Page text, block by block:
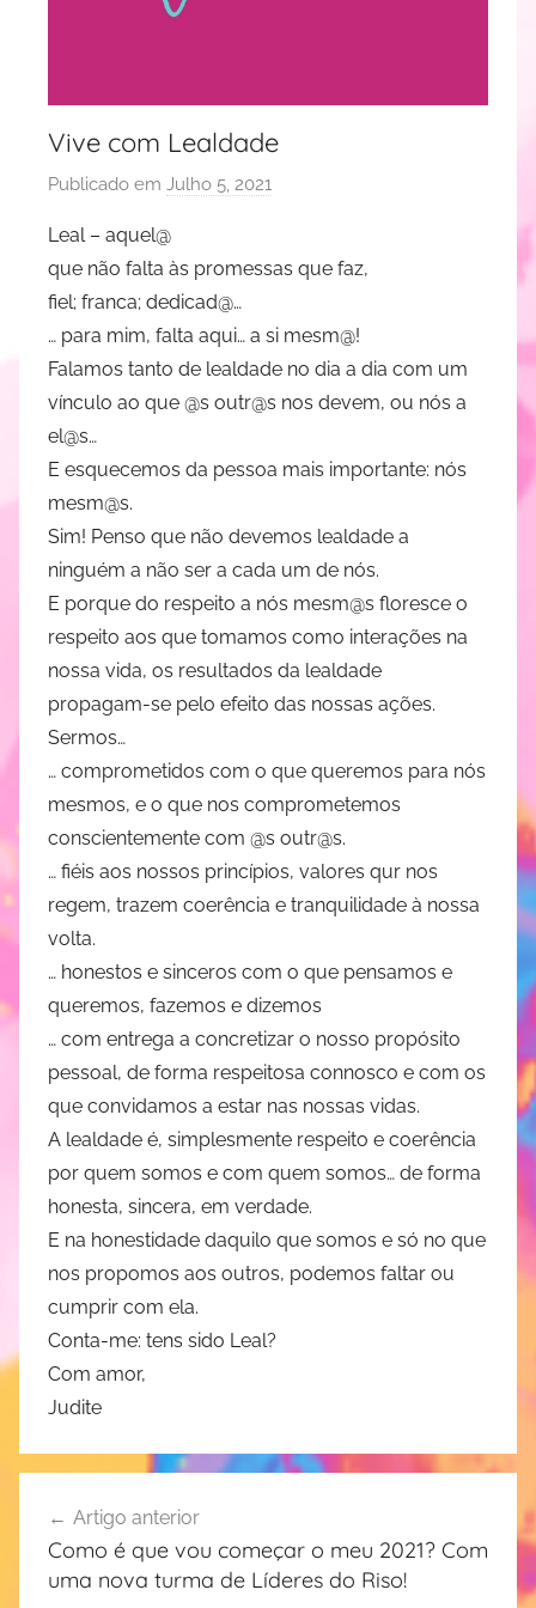
Vive com Lealdade
Publicado em Julho 5, 2021
J
d
i
t
R
e
Leal – aquel@
que não falta às promessas que faz,
fiel; franca; dedicad@…
… para mim, falta aqui… a si mesm@!
Falamos tanto de lealdade no dia a dia com um
vínculo ao que @s outr@s nos devem, ou nós a
el@s…
E esquecemos da pessoa mais importante: nós
mesm@s.
Sim! Penso que não devemos lealdade a
ninguém a não ser a cada um de nós.
E porque do respeito a nós mesm@s floresce o
respeito aos que tomamos como interações na
nossa vida, os resultados da lealdade
propagam-se pelo efeito das nossas ações.
Sermos…
… comprometidos com o que queremos para nós
mesmos, e o que nos comprometemos
conscientemente com @s outr@s.
… fiéis aos nossos princípios, valores qur nos
regem, trazem coerência e tranquilidade à nossa
volta.
… honestos e sinceros com o que pensamos e
queremos, fazemos e dizemos
… com entrega a concretizar o nosso propósito
pessoal, de forma respeitosa connosco e com os
que convidamos a estar nas nossas vidas.
A lealdade é, simplesmente respeito e coerência
por quem somos e com quem somos… de forma
honesta, sincera, em verdade.
E na honestidade daquilo que somos e só no que
nos propomos aos outros, podemos faltar ou
cumprir com ela.
Conta-me: tens sido Leal?
Com amor,
Judite
de
artigos
Artigo anterior
Como é que vou começar o meu 2021? Com
uma nova turma de Líderes do Riso!